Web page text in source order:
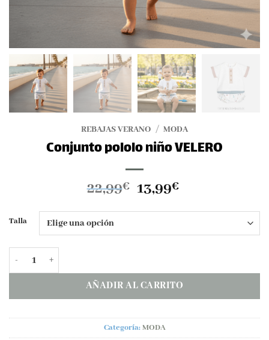
REBAJAS VERANO / MODA
Conjunto pololo niño VELERO
22,99€ El
era:
13,99€El
es:
Talla
AÑADIR AL CARRITO
Categoría:MODA